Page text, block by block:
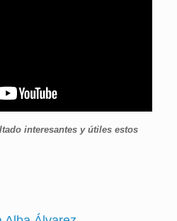
interesantes y útiles estos